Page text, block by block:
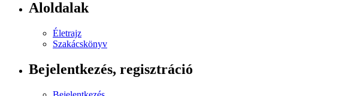
Aloldalak
Életrajz
Szakácskönyv
Bejelentkezés, regisztráció